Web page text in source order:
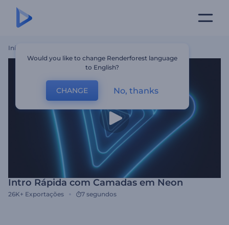
Início
Intro Rápida com Camadas em Neon
26K+ Exportações 7 segundos
Would you like to change Renderforest language
to English?
CHANGE No, thanks